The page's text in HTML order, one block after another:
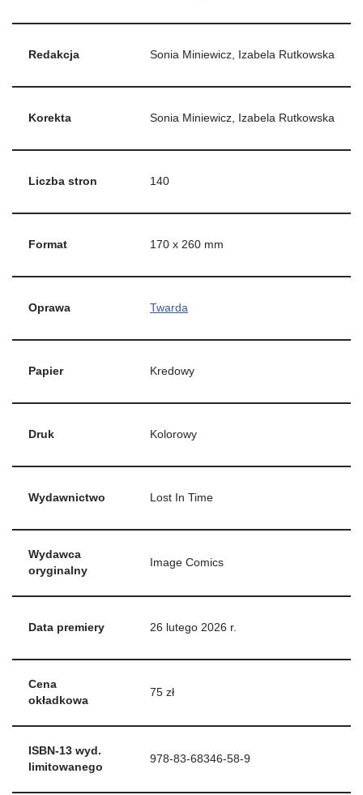
Redakcja Sonia Miniewicz, Izabela Rutkowska
Korekta Sonia Miniewicz, Izabela Rutkowska
Liczba stron 140
Format 170 x 260 mm
Oprawa Twarda
Papier Kredowy
Druk Kolorowy
Wydawnictwo Lost In Time
Wydawca
oryginalny
Image Comics
Data premiery 26 lutego 2026 r.
Cena
okładkowa
75 zł
ISBN-13 wyd.
limitowanego
978-83-68346-58-9